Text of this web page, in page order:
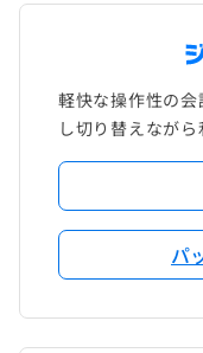
軽快な操作性の
し切り替えながら
パ